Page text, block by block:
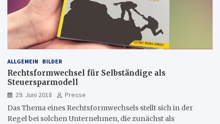
ALLGEMEIN BILDER
Rechtsformwechsel für Selbständige als
Steuersparmodell
29. Juni 2018
Presse
Das Thema eines Rechtsformwechsels stellt sich in der
Regel bei solchen Unternehmen, die zunächst als